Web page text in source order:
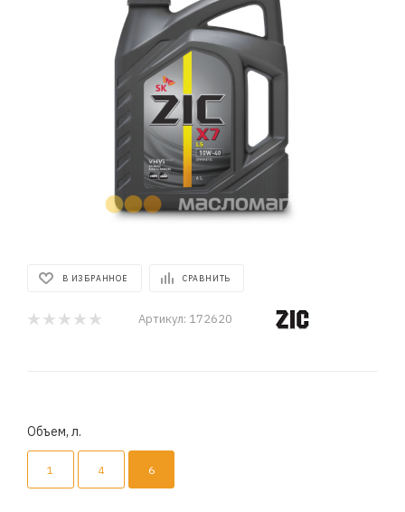
В ИЗБРАННОЕ СРАВНИТЬ
Артикул: 172620
Объем, л.
1 4 6